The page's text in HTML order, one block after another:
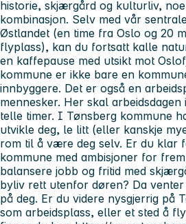
historie, skjærgård og kulturliv,
kombinasjon. Selv med vår
Østlandet (en time fra Oslo og 20
flyplass), kan du fortsatt kalle
en kaffepause med utsikt mot
kommune er ikke bare en
innbyggere. Det er også en
mennesker. Her skal
telle timer. I Tønsberg kommune
utvikle deg, le litt (eller kanskje
rom til å være deg selv. Er du klar
kommune med ambisjoner for
balansere jobb og fritid med
byliv rett utenfor døren? Da
på deg. Er du videre nysgjerrig på
som arbeidsplass, eller et sted å